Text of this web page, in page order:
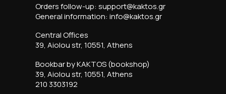
Orders follow-up: support@kaktos.gr
General information: info@kaktos.gr
Central Offices
39, Aiolou str, 10551, Athens
Bookbar by KAKTOS (bookshop)
39, Aiolou str, 10551, Athens
210 3303192